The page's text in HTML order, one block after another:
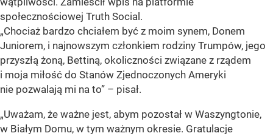
społecznościowej Truth Social.
„Chociaż bardzo chciałem być z moim synem, Donem
Juniorem, i najnowszym członkiem rodziny Trumpów, jego
przyszłą żoną, Bettiną, okoliczności związane z rządem
i moja miłość do Stanów Zjednoczonych Ameryki
nie pozwalają mi na to” – pisał.
„Uważam, że ważne jest, abym pozostał w Waszyngtonie,
w Białym Domu, w tym ważnym okresie. Gratulacje